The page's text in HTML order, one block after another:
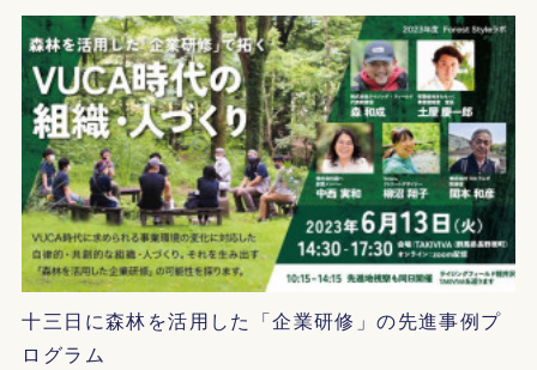
十三日に森林を活用した「企業研修」の先進事例プ
ログラム